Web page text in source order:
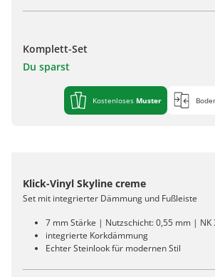
Komplett-Set
Du sparst
Kostenloses Muster
Klick-Vinyl Skyline creme
Set mit integrierter Dämmung und Fußleiste
7 mm Stärke | Nutzschicht: 0,55 mm | NK
integrierte Korkdämmung
Echter Steinlook für modernen Stil